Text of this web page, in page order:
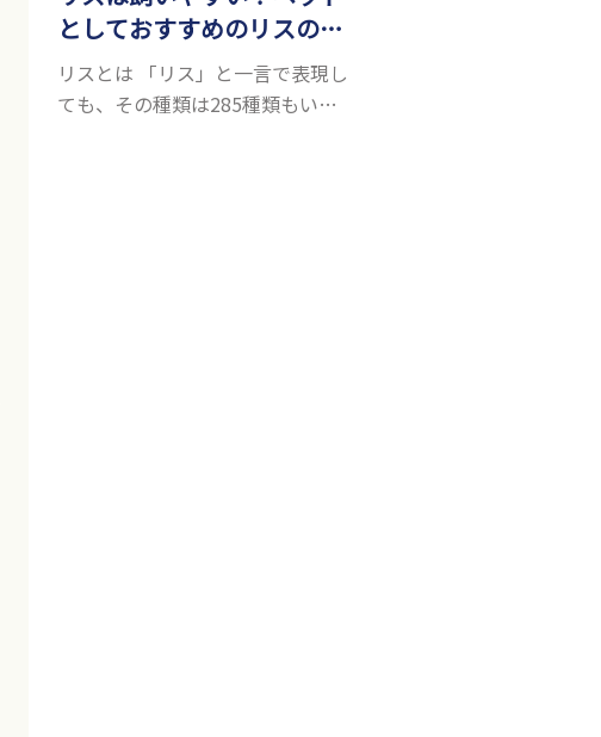
としておすすめのリスの種
類5選
リスとは 「リス」と一言で表現し
ても、その種類は285種類もいる